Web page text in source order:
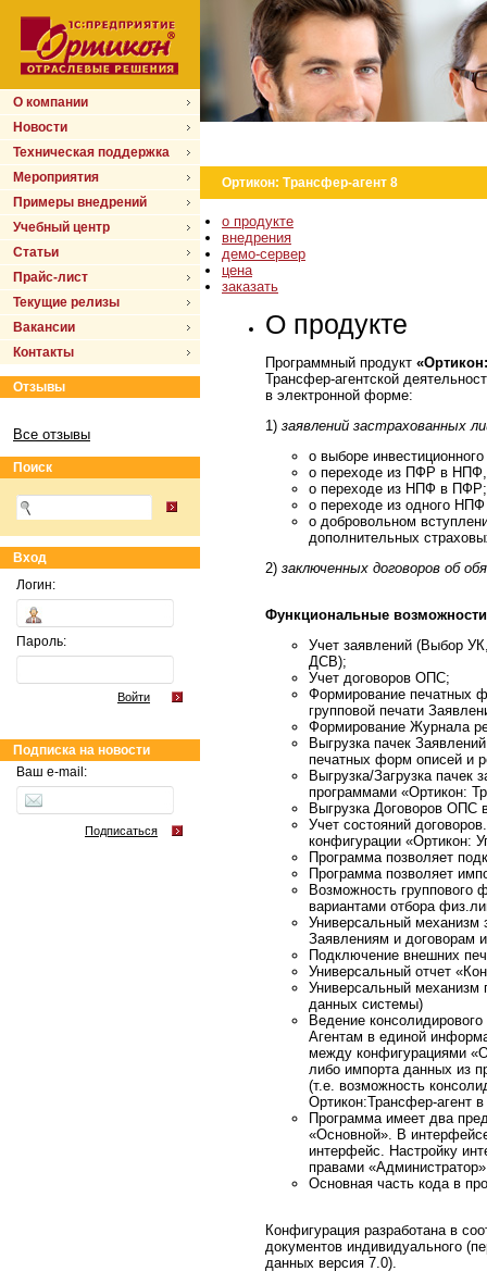
О компании
Новости
Техническая поддержка
Мероприятия
Примеры внедрений
Учебный центр
Статьи
Прайс-лист
Текущие релизы
Вакансии
Контакты
Отзывы
Все отзывы
Поиск
Вход
Логин:
Пароль:
Войти
Подписка на новости
Ваш e-mail:
Подписаться
Ортикон: Трансфер-агент 8
о продукте
внедрения
демо-сервер
цена
заказать
О продукте
Программный продукт
Трансфер-агентской
в электронной форме:
1) заявлений застрахованных
о выборе
о переходе из ПФР в
о переходе из НПФ в ПФР;
о переходе из одного НПФ
о добровольном
дополнительных
2) заключенных договоров об
Функциональные
Учет заявлений (Выбор
ДСВ);
Учет договоров ОПС;
Формирование печатных
групповой печати
Формирование Журнала
Выгрузка пачек
печатных форм описей и
Выгрузка/Загрузка
программами «Ортикон:
Выгрузка Договоров ОПС
Учет состояний
конфигурации «Ортикон:
Программа позволяет
Программа позволяет
Возможность группового
вариантами отбора
Универсальный механизм
Заявлениям и договорам
Подключение внешних
Универсальный отчет
Универсальный механизм
данных системы)
Ведение
Агентам в единой
между конфигурациями
либо импорта данных из
(т.е. возможность
Ортикон:Трансфер-агент
Программа имеет два
«Основной». В
интерфейс. Настройку
правами
Основная часть кода в
Конфигурация разработана в
документов индивидуального
данных версия 7.0).